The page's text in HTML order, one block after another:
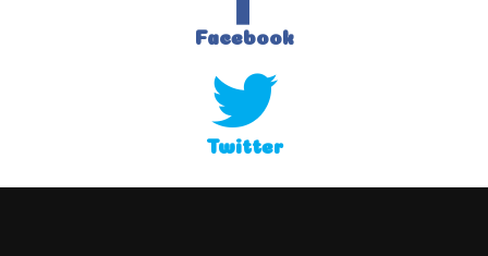
Facebook
Twitter